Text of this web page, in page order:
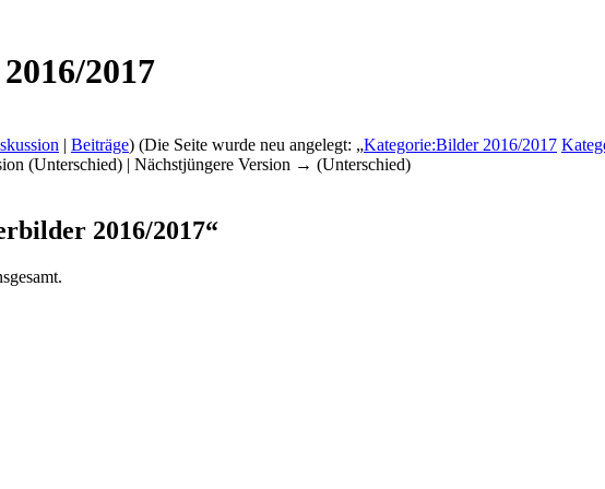
2017
| Beiträge) (Die Seite wurde neu angelegt: „Kategorie:Bilder 2016/2017
(Unterschied) | Nächstjüngere Version → (Unterschied)
2016/2017“